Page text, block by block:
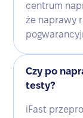
centrum
że naprawy
Czy po
testy?
iFast